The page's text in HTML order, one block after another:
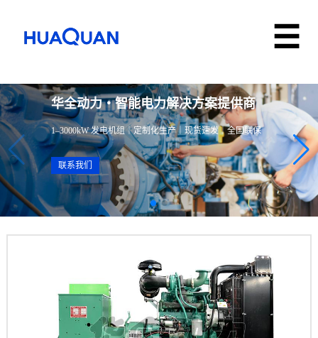
华全动力・智能电力解决方案提供商
1–3000kW 发电机组｜定制化生产｜现货速发｜全国联保
联系我们